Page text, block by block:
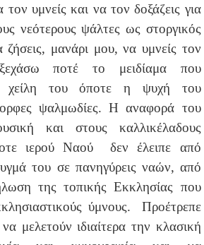
υμνείς και να τον δοξάζεις για
νεότερους ψάλτες ως στοργικός
μανάρι μου, να υμνείς τον
ποτέ το μειδίαμα που
χείλη του όποτε η ψυχή του
ψαλμωδίες. Η αναφορά του
και στους καλλικέλαδους
ιερού Ναού δεν έλειπε από
του σε πανηγύρεις ναών, από
της τοπικής Εκκλησίας που
ύμνους. Προέτρεπε
μελετούν ιδιαίτερα την κλασική